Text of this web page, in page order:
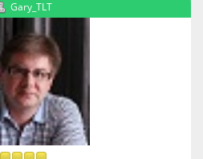
Gary_TLT